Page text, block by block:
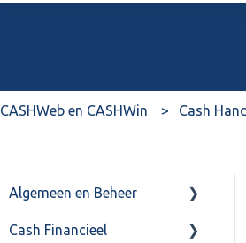
CASHWeb en CASHWin Cash
Algemeen en Beheer
Bank(koppeling)
Cash Financieel